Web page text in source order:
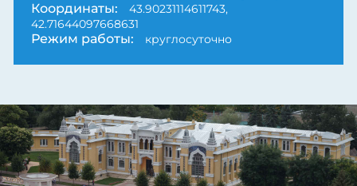
Координаты:
43.90231114611743,
42.71644097668631
Режим работы: круглосуточно